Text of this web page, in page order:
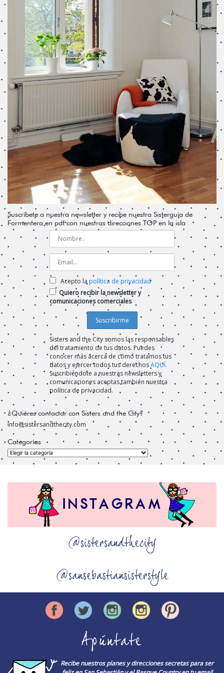
Suscríbete a nuestra newsletter y recibe nuestra Sisterguía de
Formentera en pdf con nuestras direcciones TOP en la isla
Acepto la política de privacidad
Quiero recibir la newsletter y
comunicaciones comerciales
Sisters and the City somos las responsables
del tratamiento de tus datos. Puedes
conocer más acerca de cómo tratamos tus
datos y ejercer todos tus derechosAQUÍ.
Suscribiéndote a nuestras newsletters y
comunicaciones aceptas también nuestra
política de privacidad.
¿Quiéres contactar con Sisters and the City?
info@sistersandthecity.com
Categorías
Categorías
@sistersandthecity
@sansebastiansisterstyle
Apúntate
Recibe nuestros planes y direcciones secretas para ser